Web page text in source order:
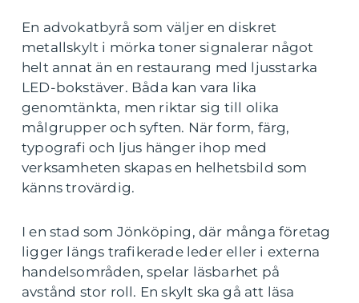
En advokatbyrå som väljer en diskret
metallskylt i mörka toner signalerar något
helt annat än en restaurang med ljusstarka
LED-bokstäver. Båda kan vara lika
genomtänkta, men riktar sig till olika
målgrupper och syften. När form, färg,
typografi och ljus hänger ihop med
verksamheten skapas en helhetsbild som
känns trovärdig.
I en stad som Jönköping, där många företag
ligger längs trafikerade leder eller i externa
handelsområden, spelar läsbarhet på
avstånd stor roll. En skylt ska gå att läsa